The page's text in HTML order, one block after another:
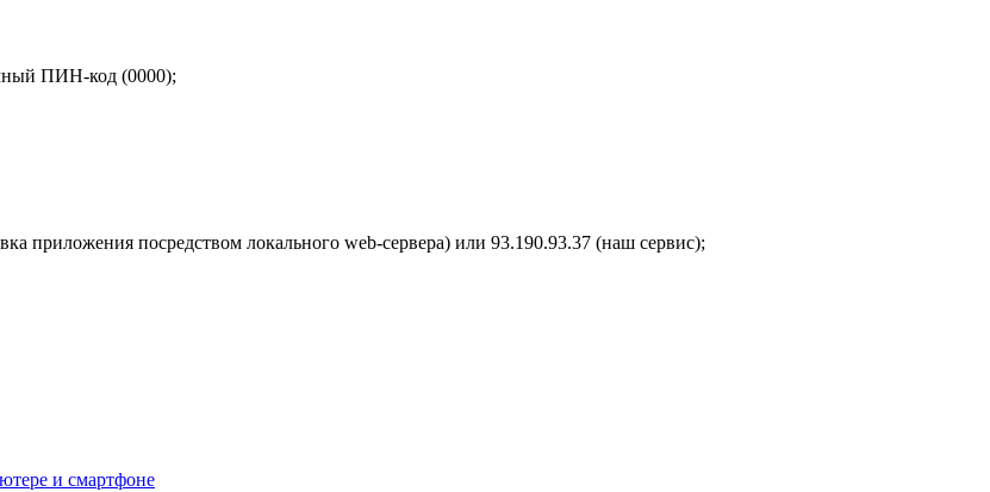
ПИН-код (0000);
приложения посредством локального web-сервера) или 93.190.93.37 (наш сервис);
и смартфоне